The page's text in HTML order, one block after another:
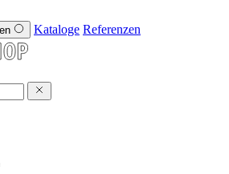
Kataloge Referenzen